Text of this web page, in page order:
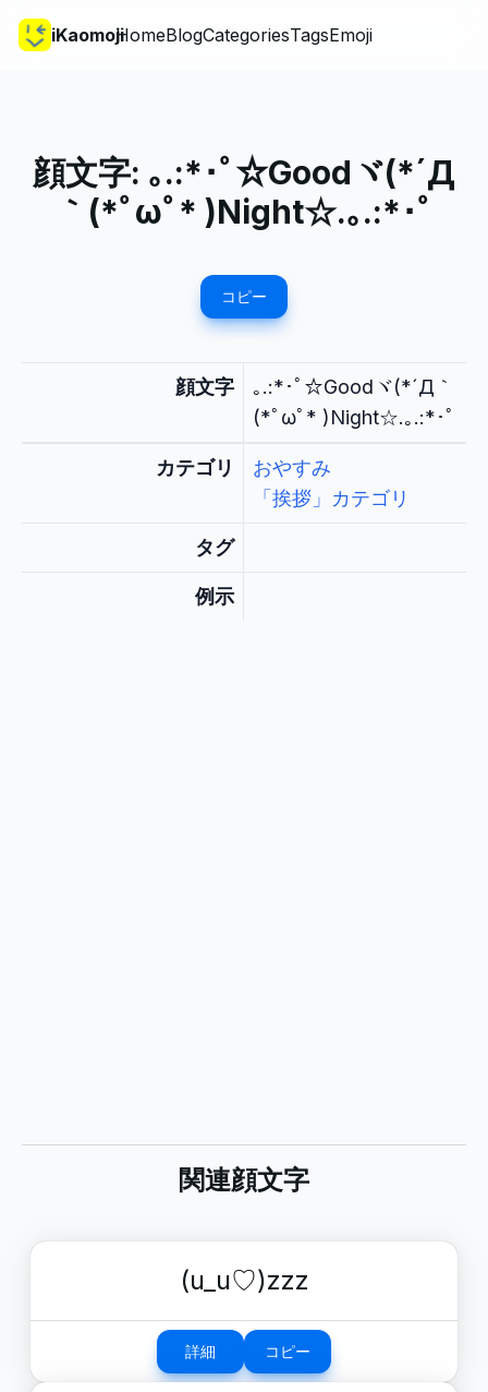
iKaomojiHomeBlogCategoriesTagsEmoji
顔文字: ｡.:*･ﾟ☆Goodヾ(*´Д
｀(*ﾟωﾟ* )Night☆.｡.:*･ﾟ
コピー
顔文字
｡.:*･ﾟ☆Goodヾ(*´Д｀
(*ﾟωﾟ* )Night☆.｡.:*･ﾟ
カテゴリ
おやすみ
「挨拶」カテゴリ
タグ
例示
関連顔文字
(u_u♡)zzz
詳細 コピー